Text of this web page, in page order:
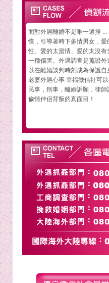
面對外遇離婚不是唯一選擇
懷，引導著時下多情男女，
性、愛的太濫情、愛的太沒
一種傷害。外遇調查是蒐證
以在離婚談判時刻成為保護自
老婆外遇心事 幸福徵信社可
民事，刑事，離婚訴願，律
偷情伴侶背叛的真面目！